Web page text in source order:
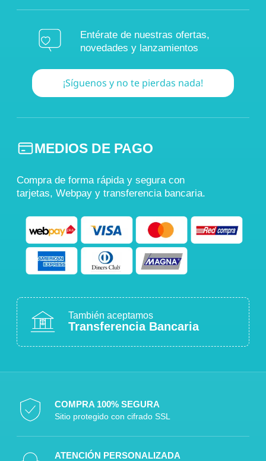
Entérate de nuestras ofertas,
novedades y lanzamientos
¡Síguenos y no te pierdas nada!
MEDIOS DE PAGO
Compra de forma rápida y segura con
tarjetas, Webpay y transferencia bancaria.
También aceptamos
Transferencia Bancaria
COMPRA 100% SEGURA
Sitio protegido con cifrado SSL
ATENCIÓN PERSONALIZADA